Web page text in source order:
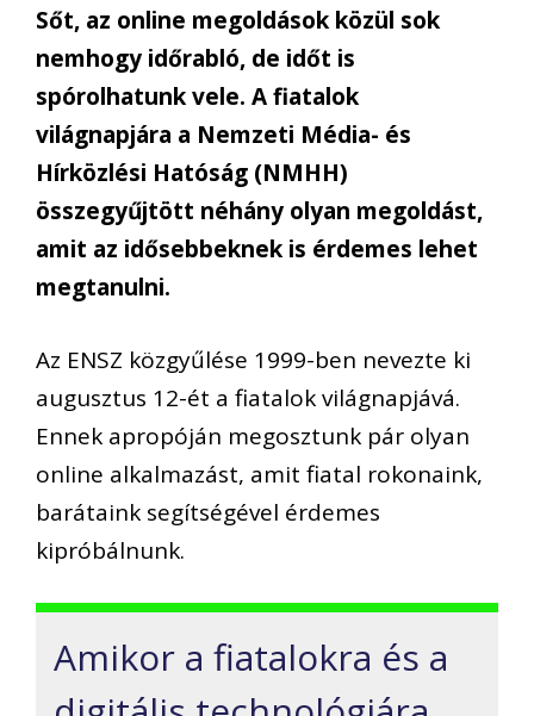
Sőt, az online megoldások közül sok
nemhogy időrabló, de időt is
spórolhatunk vele. A fiatalok
világnapjára a Nemzeti Média- és
Hírközlési Hatóság (NMHH)
összegyűjtött néhány olyan megoldást,
amit az idősebbeknek is érdemes lehet
megtanulni.
Az ENSZ közgyűlése 1999-ben nevezte ki
augusztus 12-ét a fiatalok világnapjává.
Ennek apropóján megosztunk pár olyan
online alkalmazást, amit fiatal rokonaink,
barátaink segítségével érdemes
kipróbálnunk.
Amikor a fiatalokra és a